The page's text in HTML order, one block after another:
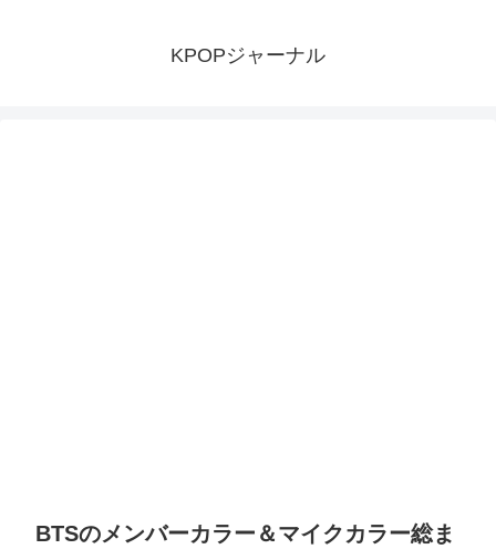
KPOPジャーナル
BTSのメンバーカラー＆マイクカラー総ま